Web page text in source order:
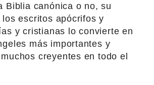
Biblia canónica o no, su
los escritos apócrifos y
y cristianas lo convierte en
más importantes y
creyentes en todo el